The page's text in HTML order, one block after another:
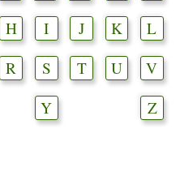
H I J K
L
R S T U
V
Y Z